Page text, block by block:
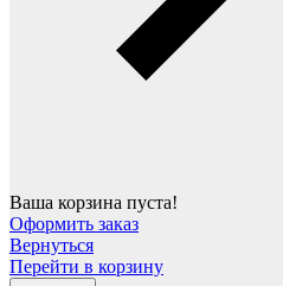
Ваша корзина пуста!
Оформить заказ
Вернуться
Перейти в корзину